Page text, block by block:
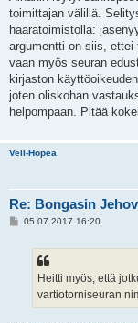
toimittajan välillä.
haaratoimistolla:
argumentti on siis, ettei
vaan myös seuran
kirjaston
joten oliskohan
helpompaan. Pitää
Veli-Hopea
Re: Bongasin
V05.07.2017 16:20
Heitti myös, että
vartiotorniseuran